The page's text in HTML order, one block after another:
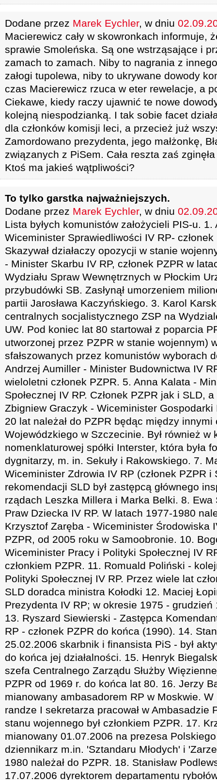
Dodane przez Marek Eychler, w dniu
Macierewicz cały w skowronkach informuje,
sprawie Smoleńska. Są one wstrząsające i
zamach to zamach. Niby to nagrania z
załogi tupolewa, niby to ukrywane dowody
czas Macierewicz rzuca w eter rewelacje, a
Ciekawe, kiedy raczy ujawnić te nowe
kolejną niespodzianką. I tak sobie facet
dla członków komisji leci, a przecież już
Zamordowano prezydenta, jego małżonkę,
związanych z PiSem. Cała reszta zaś
Ktoś ma jakieś wątpliwości?
To tylko garstka najważniejszych.
Dodane przez Marek Eychler, w dniu
Lista byłych komunistów założycieli PIS-u.
Wiceminister Sprawiedliwości IV RP-
Skazywał działaczy opozycji w stanie
- Minister Skarbu IV RP, członek PZPR w
Wydziału Spraw Wewnętrznych w Płockim
przybudówki SB. Zasłynął umorzeniem
partii Jarosława Kaczyńskiego. 3. Karol
centralnych socjalistycznego ZSP na
UW. Pod koniec lat 80 startował z poparcia
utworzonej przez PZPR w stanie wojennym)
sfałszowanych przez komunistów wyborach
Andrzej Aumiller - Minister Budownictwa IV
wieloletni członek PZPR. 5. Anna Kalata -
Społecznej IV RP. Członek PZPR jak i SLD,
Zbigniew Graczyk - Wiceminister
20 lat należał do PZPR będąc między innymi
Wojewódzkiego w Szczecinie. Był również w
nomenklaturowej spółki Interster, która była
dygnitarzy, m. in. Sekuły i Rakowskiego. 7.
Wiceminister Zdrowia IV RP (członek PZPR i
rekomendacji SLD był zastępcą głównego
rządach Leszka Millera i Marka Belki. 8. Ewa
Praw Dziecka IV RP. W latach 1977-1980
Krzysztof Zaręba - Wiceminister Środowiska
PZPR, od 2005 roku w Samoobronie. 10.
Wiceminister Pracy i Polityki Społecznej IV
członkiem PZPR. 11. Romuald Poliński -
Polityki Społecznej IV RP. Przez wiele lat
SLD doradca ministra Kołodki 12. Maciej
Prezydenta IV RP; w okresie 1975 - grudzień
13. Ryszard Siewierski - Zastępca
RP - członek PZPR do końca (1990). 14.
25.02.2006 skarbnik i finansista PiS - był
do końca jej działalności. 15. Henryk
szefa Centralnego Zarządu Służby
PZPR od 1969 r. do końca lat 80. 16. Jerzy
mianowany ambasadorem RP w Moskwie.
randze I sekretarza pracował w Ambasadzie
stanu wojennego był członkiem PZPR. 17.
mianowany 01.07.2006 na prezesa
dziennikarz m.in. 'Sztandaru Młodych' i
1980 należał do PZPR. 18. Stanisław
17.07.2006 dyrektorem departamentu